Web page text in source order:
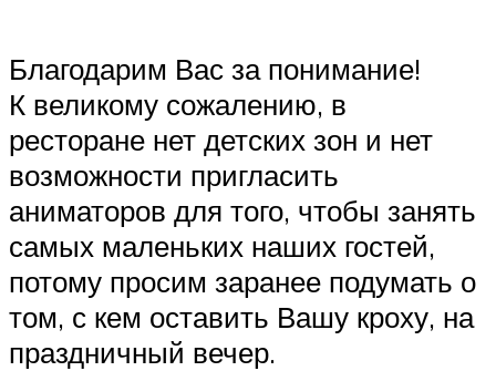
Благодарим Вас за понимание!
К великому сожалению, в
ресторане нет детских зон и нет
возможности пригласить
аниматоров для того, чтобы занять
самых маленьких наших гостей,
потому просим заранее подумать о
том, с кем оставить Вашу кроху, на
праздничный вечер.